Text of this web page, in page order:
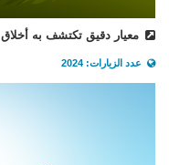
معيار دقيق تكتشف به أخلاق
عدد الزيارات: 2024